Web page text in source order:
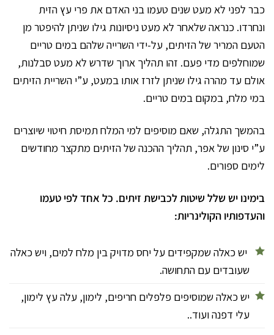
כבר לפני לא מעט שנים טעמו בני האדם את פרי עץ הזית
ונחרדו. כנראה שלאחר לא מעט ניסיונות גילו שניתן להיפטר מן
הטעם המריר של הזיתים, על-ידי השרייה שלהם במים טריים
שמוחלפים מדי פעם. זהו תהליך ארוך שדרש לא מעט סבלנות,
אולם עד מהרה גילו שניתן לזרז אותו במעט, ע”י השריית הזיתים
במי מלח, במקום במים טריים.
בהמשך התגלה, שאם מוסיפים למי המלח תמיסת חיטוי שיוצרים
ע”י סינון של אפר, תהליך ההכנה של הזיתים מתקצר מחודשים
לימים ספורים.
בימינו יש שלל שיטות לכבישת זיתים. כל אחד לפי טעמו
והעדפותיו הקולינריות:
יש כאלה שמקפידים על יחס מדויק בין מלח למים, ויש כאלה
שעובדים עם התחושה.
יש כאלה שמוסיפים פלפלים חריפים, לימון, עלה עץ לימון,
עלי דפנה ועוד..